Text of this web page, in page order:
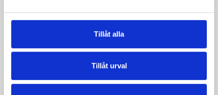
Tillåt alla
Tillåt urval